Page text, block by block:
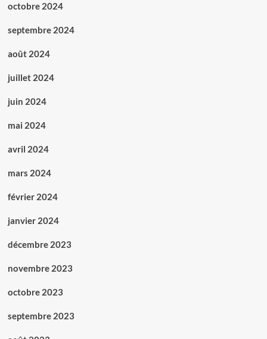
octobre 2024
septembre 2024
août 2024
juillet 2024
juin 2024
mai 2024
avril 2024
mars 2024
février 2024
janvier 2024
décembre 2023
novembre 2023
octobre 2023
septembre 2023